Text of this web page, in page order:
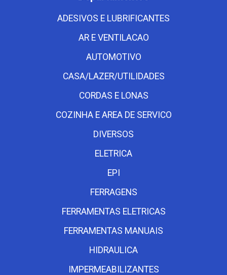
ADESIVOS E LUBRIFICANTES
AR E VENTILACAO
AUTOMOTIVO
CASA/LAZER/UTILIDADES
CORDAS E LONAS
COZINHA E AREA DE SERVICO
DIVERSOS
ELETRICA
EPI
FERRAGENS
FERRAMENTAS ELETRICAS
FERRAMENTAS MANUAIS
HIDRAULICA
IMPERMEABILIZANTES